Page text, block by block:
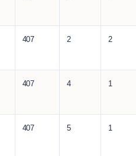
407 2 2
407 4 1
407 5 1